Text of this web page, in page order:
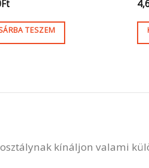
Ft
TESZEM
kínáljon valami